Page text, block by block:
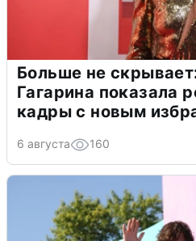
Больше не
Гагарина показала
кадры с новым
6 августа 160